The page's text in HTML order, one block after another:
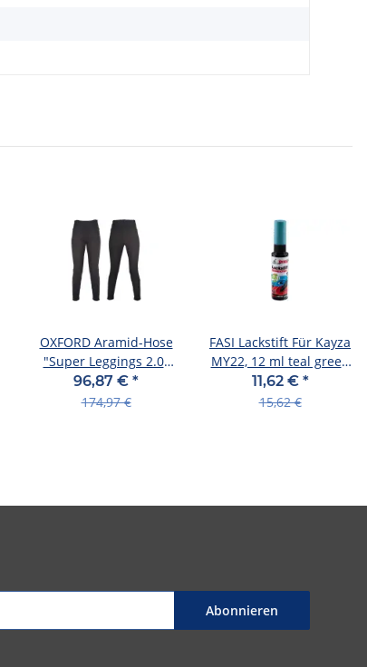
OXFORD Aramid-Hose
"Super Leggings 2.0"
Damen, Mat Gr. 44,
regula
96,87 € *
174,97 €
FASI Lackstift Für Kayza
MY22, 12 ml teal green
mat
11,62 € *
15,62 €
Abonnieren